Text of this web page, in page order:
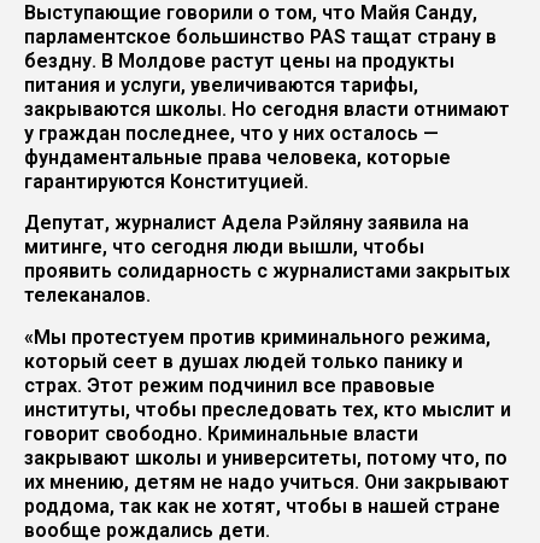
Выступающие говорили о том, что Майя Санду,
парламентское большинство PAS тащат страну в
бездну. В Молдове растут цены на продукты
питания и услуги, увеличиваются тарифы,
закрываются школы. Но сегодня власти отнимают
у граждан последнее, что у них осталось —
фундаментальные права человека, которые
гарантируются Конституцией.
Депутат, журналист Адела Рэйляну заявила на
митинге, что сегодня люди вышли, чтобы
проявить солидарность с журналистами закрытых
телеканалов.
«Мы протестуем против криминального режима,
который сеет в душах людей только панику и
страх. Этот режим подчинил все правовые
институты, чтобы преследовать тех, кто мыслит и
говорит свободно. Криминальные власти
закрывают школы и университеты, потому что, по
их мнению, детям не надо учиться. Они закрывают
роддома, так как не хотят, чтобы в нашей стране
вообще рождались дети.